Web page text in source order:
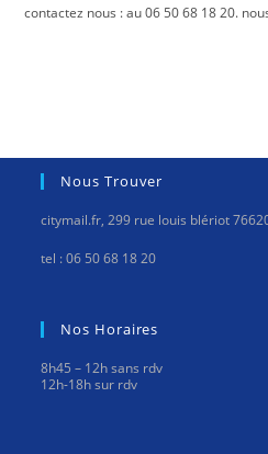
contactez nous : au 06 50 68 18 20.
Nous Trouver
citymail.fr, 299 rue louis blériot
tel : 06 50 68 18 20
Nos Horaires
8h45 – 12h sans rdv
12h-18h sur rdv